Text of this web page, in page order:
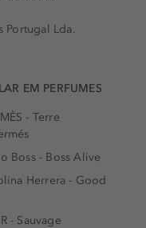
Portugal Lda.
EM PERFUMES
- Terre
Boss - Boss Alive
Herrera - Good
- Sauvage